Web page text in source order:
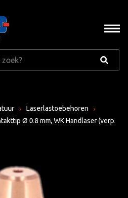
Laserlastoebehoren
Ø 0.8 mm, WK Handlaser (verp.